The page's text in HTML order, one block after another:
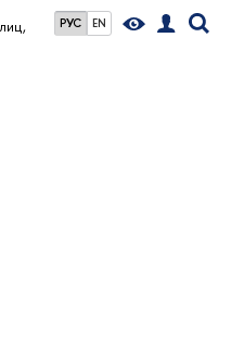
РУС EN